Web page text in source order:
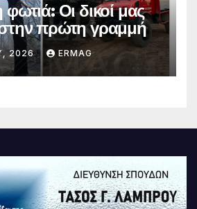
Οι δικοί μας
πρώτη γραμμή
2026 ERMAG